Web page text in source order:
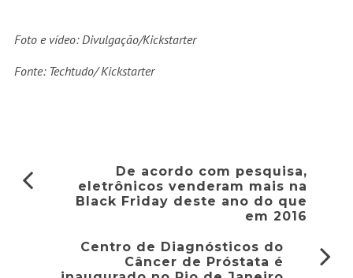
Foto e vídeo: Divulgação/Kickstarter
Fonte: Techtudo/ Kickstarter
De acordo com pesquisa,
eletrônicos venderam mais na
Black Friday deste ano do que
em 2016
Centro de Diagnósticos do
Câncer de Próstata é